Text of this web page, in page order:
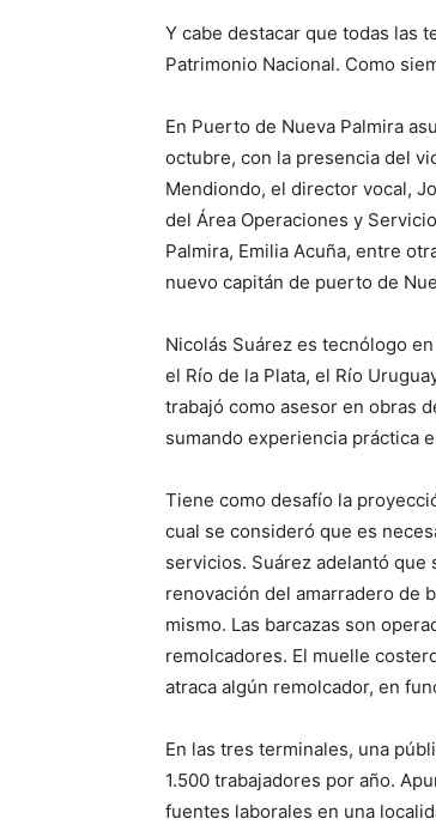
Y cabe destacar que todas las
Patrimonio Nacional. Como
En Puerto de Nueva Palmira
octubre, con la presencia del
Mendiondo, el director vocal,
del Área Operaciones y
Palmira, Emilia Acuña, entre
nuevo capitán de puerto de
Nicolás Suárez es tecnólogo
el Río de la Plata, el Río
trabajó como asesor en obras
sumando experiencia práctica
Tiene como desafío la
cual se consideró que es
servicios. Suárez adelantó que
renovación del amarradero de
mismo. Las barcazas son
remolcadores. El muelle
atraca algún remolcador, en
En las tres terminales, una
1.500 trabajadores por año.
fuentes laborales en una